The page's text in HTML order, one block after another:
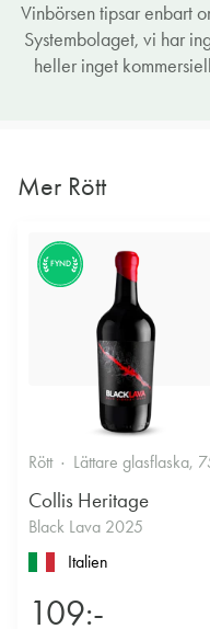
Vinbörsen tipsar enbart
Systembolaget, vi har
heller inget
Mer Rött
FYND
Rött Lättare glasflaska,
Collis Heritage
Black Lava 2025
Italien
109:-